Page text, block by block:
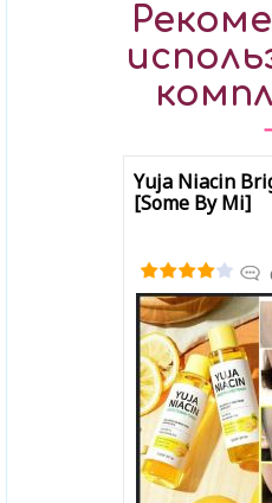
Yuja Niacin
[Some By Mi]